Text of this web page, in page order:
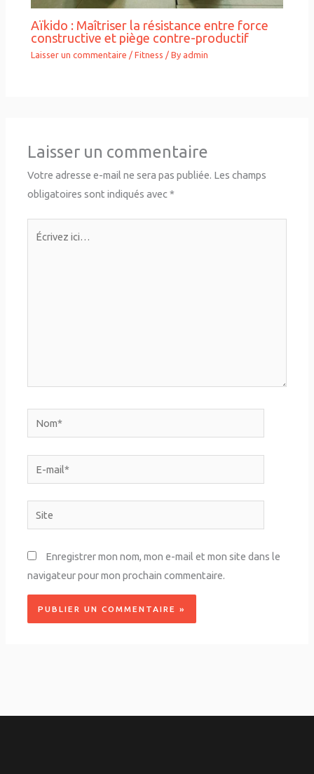
Aïkido : Maîtriser la résistance entre force
constructive et piège contre-productif
Laisser un commentaire /Fitness / By admin
Laisser un commentaire
Votre adresse e-mail ne sera pas publiée. Les champs
obligatoires sont indiqués avec*
Nom*
E-
mail*
Site
Enregistrer mon nom, mon e-mail et mon site dans le
navigateur pour mon prochain commentaire.